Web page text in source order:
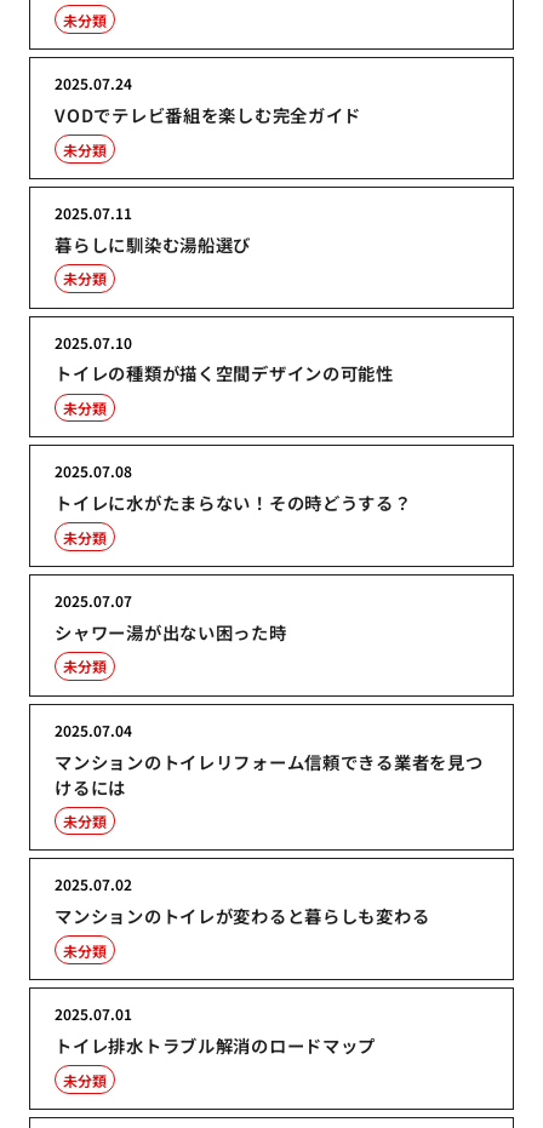
未分類
VODでテレビ番組を楽しむ完全ガイド
2025.07.24
未分類
暮らしに馴染む湯船選び
2025.07.11
未分類
トイレの種類が描く空間デザインの可能性
2025.07.10
未分類
トイレに水がたまらない！その時どうする？
2025.07.08
未分類
シャワー湯が出ない困った時
2025.07.07
未分類
マンションのトイレリフォーム信頼できる業者を見つ
けるには
2025.07.04
未分類
マンションのトイレが変わると暮らしも変わる
2025.07.02
未分類
トイレ排水トラブル解消のロードマップ
2025.07.01
未分類